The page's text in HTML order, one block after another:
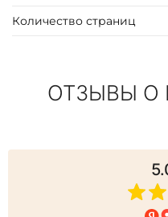
Количество страниц
ОТЗЫВЫ О